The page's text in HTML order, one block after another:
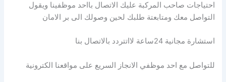
احتياجات صاحب المركبة عليك الاتصال بااحد موظفينا ويقول
التواصل معك ومتابعتة طلبك لحين وصولك الى بر الامان
استشارة مجانية 24ساعة لااتتردد بالاتصال بنا
للتواصل مع احد موظفي الانجاز السريع على مواقعنا الكترونية